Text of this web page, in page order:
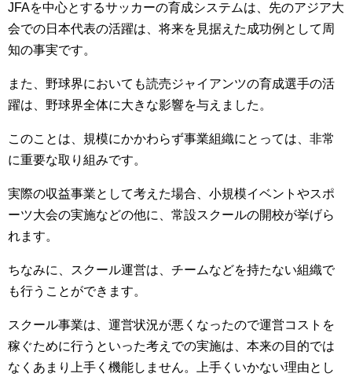
JFAを中心とするサッカーの育成システムは、先のアジア大
会での日本代表の活躍は、将来を見据えた成功例として周
知の事実です。
また、野球界においても読売ジャイアンツの育成選手の活
躍は、野球界全体に大きな影響を与えました。
このことは、規模にかかわらず事業組織にとっては、非常
に重要な取り組みです。
実際の収益事業として考えた場合、小規模イベントやスポ
ーツ大会の実施などの他に、常設スクールの開校が挙げら
れます。
ちなみに、スクール運営は、チームなどを持たない組織で
も行うことができます。
スクール事業は、運営状況が悪くなったので運営コストを
稼ぐために行うといった考えでの実施は、本来の目的では
なくあまり上手く機能しません。上手くいかない理由とし